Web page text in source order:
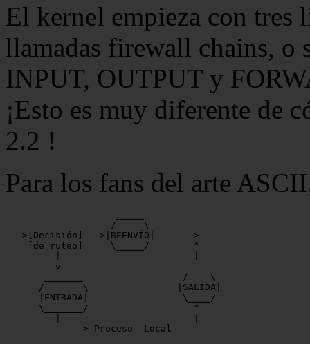
El kernel empieza con tres
llamadas firewall chains, o
INPUT, OUTPUT y
¡Esto es muy diferente de
2.2 !
Para los fans del arte
                   /     \
-->[Decisión]--->|REENVÍO|------->
    [de ruteo]     \_____/        ^
         v                       ____
       _______                  /    \
      /       \                |SALIDA|
      |ENTRADA|                 \____/
      \_______/                   ^
          ----> Proceso  Local ----